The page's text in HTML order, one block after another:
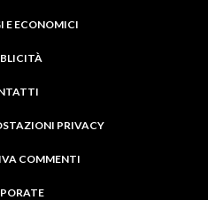
E ECONOMICI
PRIVACY
COMMENTI